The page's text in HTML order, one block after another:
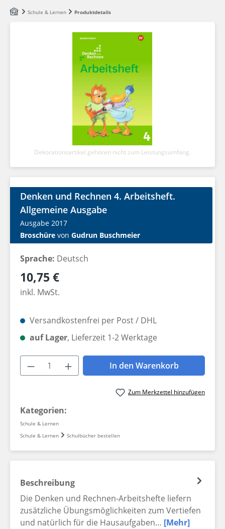
Zum Hauptinhalt springen
Schule & Lernen Produktdetails
Dekorationsartikel gehören nicht zum Leistungsumfang.
Denken und Rechnen 4. Arbeitsheft.
Allgemeine Ausgabe
Ausgabe 2017
Broschüre von Gudrun Buschmeier
Sprache: Deutsch
Regulärer Preis:
10,75 €
inkl. MwSt.
Versandkostenfrei per Post / DHL
auf Lager, Lieferzeit 1-2 Werktage
Produkt Anzahl: Gib den
In den Warenkorb
Zum Merkzettel hinzufügen
Kategorien:
Schule & Lernen
Schule & Lernen
Schulbücher bestellen
Beschreibung
Die Denken und Rechnen-Arbeitshefte liefern
zusätzliche Übungsmöglichkeiten zum Vertiefen
und natürlich für die Hausaufgaben… [Mehr]